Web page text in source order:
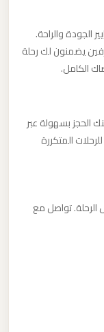
الجودة والراحة.
يضمنون لك رحلة
الكامل.
الحجز بسهولة عبر
المتكررة
الرحلة. تواصل مع